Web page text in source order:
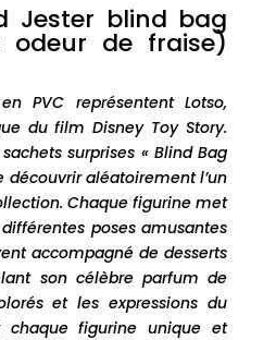
Jester blind bag
odeur de fraise)
PVC représentent Lotso,
du film Disney Toy Story.
surprises « Blind Bag
découvrir aléatoirement l’un
Chaque figurine met
poses amusantes
accompagné de desserts
son célèbre parfum de
et les expressions du
chaque figurine unique et